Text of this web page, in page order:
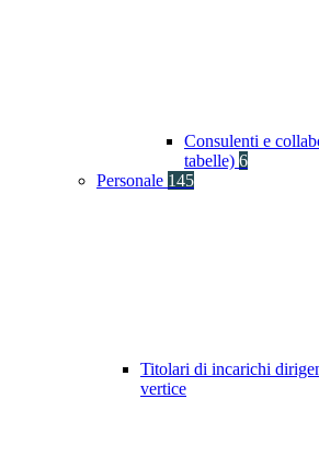
Consulenti e
tabelle) 6
Personale 145
Titolari di incarichi
vertice